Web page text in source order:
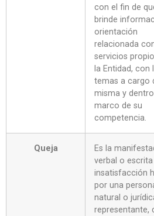
con el fin de
brinde
orientación
relacionada
servicios
la Entidad, con
temas a cargo
misma y dentro
marco de su
competencia.
Queja
Es la
verbal o escrita
insatisfacción
por una
natural o
representante,